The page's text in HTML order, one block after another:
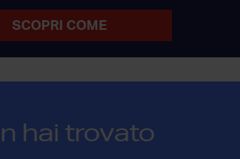
SCOPRI COME
hai trovato